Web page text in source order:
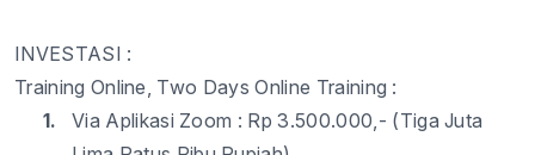
INVESTASI :
Training Online, Two Days Online Training :
1.
Via Aplikasi Zoom : Rp 3.500.000,- (Tiga Juta